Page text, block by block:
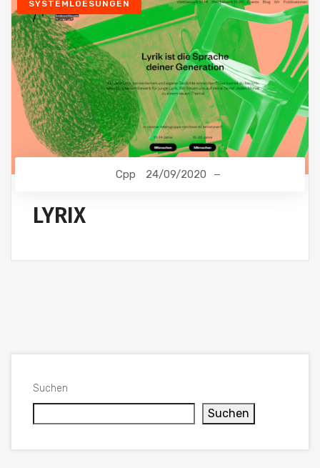
SYSTEMLOESUNGEN
Cpp 24/09/2020
LYRIX
Suchen
Suchen